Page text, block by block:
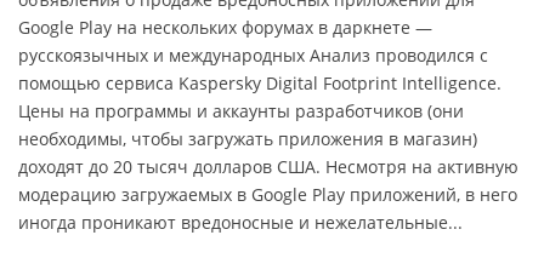
Google Play на нескольких форумах в даркнете —
русскоязычных и международных Анализ проводился с
помощью сервиса Kaspersky Digital Footprint Intelligence.
Цены на программы и аккаунты разработчиков (они
необходимы, чтобы загружать приложения в магазин)
доходят до 20 тысяч долларов США. Несмотря на активную
модерацию загружаемых в Google Play приложений, в него
иногда проникают вредоносные и нежелательные...